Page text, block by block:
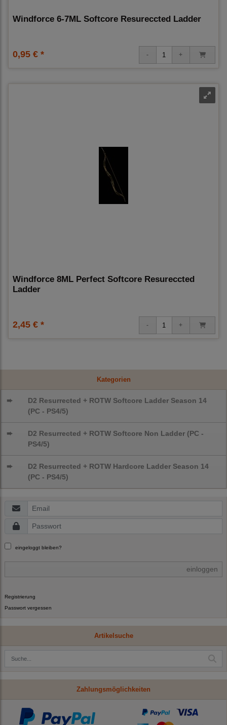
Kategorien
➨
D2 Resurrected + ROTW Softcore Ladder Season 14
(PC - PS4/5)
➨
D2 Resurrected + ROTW Softcore Non Ladder (PC -
PS4/5)
➨
D2 Resurrected + ROTW Hardcore Ladder Season 14
(PC - PS4/5)
eingeloggt bleiben?
einloggen
Registrierung
Passwort vergessen
Artikelsuche
Windforce 6-7ML Softcore Resureccted Ladder
0,95 € *
Windforce 8ML Perfect Softcore Resureccted
Ladder
2,45 € *
Zahlungsmöglichkeiten